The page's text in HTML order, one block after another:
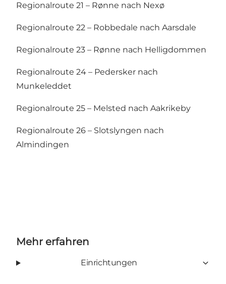
Regionalroute 21 – Rønne nach Nexø
Regionalroute 22 – Robbedale nach Aarsdale
Regionalroute 23 – Rønne nach Helligdommen
Regionalroute 24 – Pedersker nach
Munkeleddet
Regionalroute 25 – Melsted nach Aakrikeby
Regionalroute 26 – Slotslyngen nach
Almindingen
Mehr erfahren
Einrichtungen